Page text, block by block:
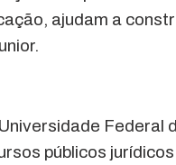
ajudam a
Federal
públicos